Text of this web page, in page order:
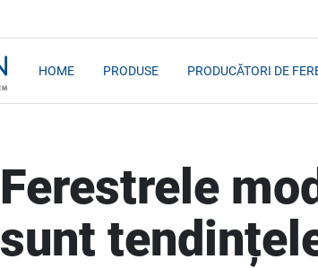
HOME PRODUSE PRODUCĂTORI DE
Ferestrele
sunt